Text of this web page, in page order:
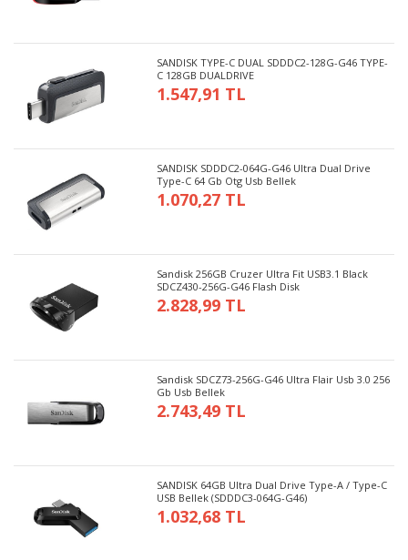
SANDISK TYPE-C DUAL SDDDC2-128G-G46 TYPE-
C 128GB DUALDRIVE
1.547,91 TL
SANDISK SDDDC2-064G-G46 Ultra Dual Drive
Type-C 64 Gb Otg Usb Bellek
1.070,27 TL
Sandisk 256GB Cruzer Ultra Fit USB3.1 Black
SDCZ430-256G-G46 Flash Disk
2.828,99 TL
Sandisk SDCZ73-256G-G46 Ultra Flair Usb 3.0 256
Gb Usb Bellek
2.743,49 TL
SANDISK 64GB Ultra Dual Drive Type-A / Type-C
USB Bellek (SDDDC3-064G-G46)
1.032,68 TL